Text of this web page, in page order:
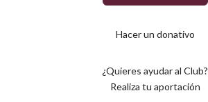
Hacer un donativo
¿Quieres ayudar al Club?
Realiza tu aportación